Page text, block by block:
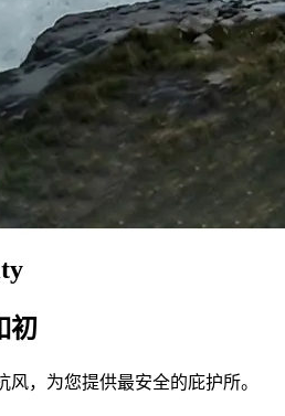
初
，为您提供最安全的庇护所。